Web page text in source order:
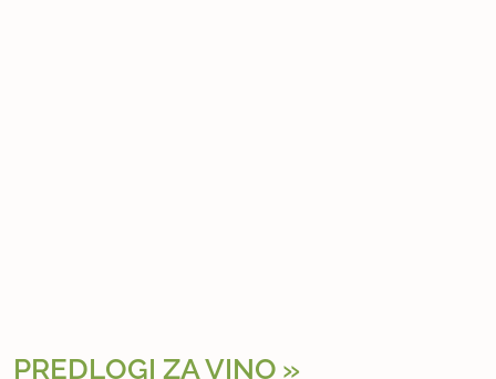
PREDLOGI ZA VINO